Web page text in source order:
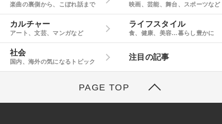
楽曲の裏側から、こぼれ話まで 映画、芸能、舞台、スポーツなど
カルチャー
アート、文芸、マンガなど
ライフスタイル
食、健康、美容…暮らし豊かに
社会
国内、海外の気になるトピック
注目の記事
PAGE TOP